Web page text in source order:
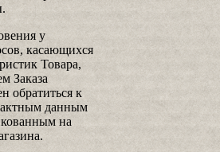
у
касающихся
Товара,
Заказа
обратиться к
данным
на